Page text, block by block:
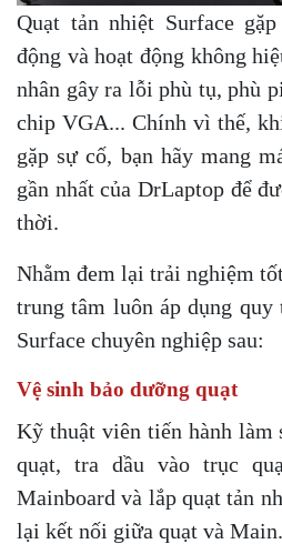
Quạt tản nhiệt Surface
động và hoạt động không
nhân gây ra lỗi phù tụ, phù
chip VGA... Chính vì thế,
gặp sự cố, bạn hãy mang
gần nhất của DrLaptop để
thời.
Nhằm đem lại trải nghiệm
trung tâm luôn áp dụng quy
Surface chuyên nghiệp sau:
Vệ sinh bảo dưỡng quạt
Kỹ thuật viên tiến hành làm
quạt, tra dầu vào trục
Mainboard và lắp quạt tản
lại kết nối giữa quạt và Main.